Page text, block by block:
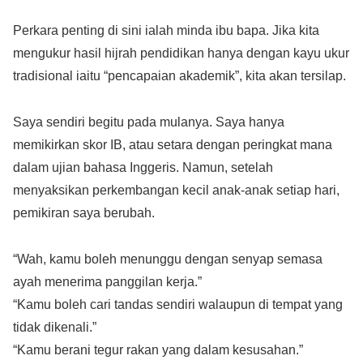
Perkara penting di sini ialah minda ibu bapa. Jika kita
mengukur hasil hijrah pendidikan hanya dengan kayu ukur
tradisional iaitu “pencapaian akademik”, kita akan tersilap.
Saya sendiri begitu pada mulanya. Saya hanya
memikirkan skor IB, atau setara dengan peringkat mana
dalam ujian bahasa Inggeris. Namun, setelah
menyaksikan perkembangan kecil anak-anak setiap hari,
pemikiran saya berubah.
“Wah, kamu boleh menunggu dengan senyap semasa
ayah menerima panggilan kerja.”
“Kamu boleh cari tandas sendiri walaupun di tempat yang
tidak dikenali.”
“Kamu berani tegur rakan yang dalam kesusahan.”